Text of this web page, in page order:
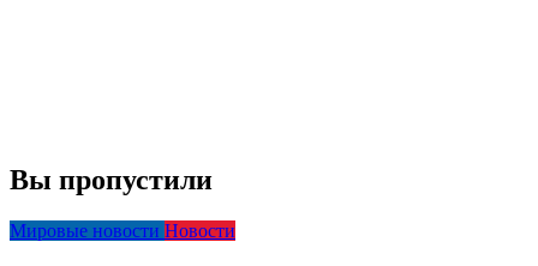
Вы пропустили
Мировые новости Новости